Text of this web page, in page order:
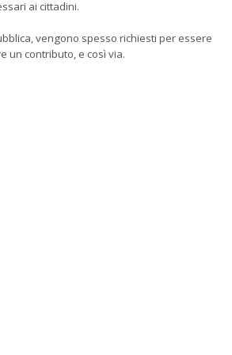
ai cittadini.
vengono spesso richiesti per essere
un contributo, e così via.